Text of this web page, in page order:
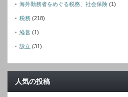
海外勤務者をめぐる税務、社会保険 (1)
税務 (218)
経営 (1)
設立 (31)
人気の投稿